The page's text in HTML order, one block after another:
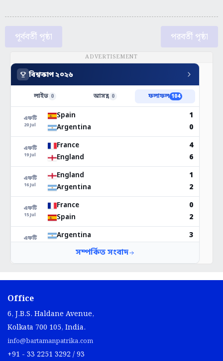
পূর্ববর্তী পৃষ্ঠা পরবর্তী পৃষ্ঠা
ADVERTISEMENT
Office
6, J.B.S. Haldane Avenue,
Kolkata 700 105, India.
info@bartamanpatrika.com
+91 - 33 2251 3292 / 93